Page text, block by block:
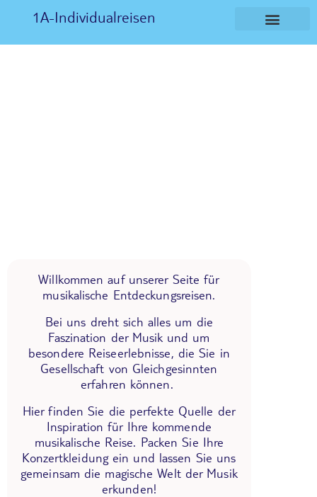
1A-Individualreisen
Willkommen auf unserer Seite für
musikalische Entdeckungsreisen.
Bei uns dreht sich alles um die
Faszination der Musik und um
besondere Reiseerlebnisse, die Sie in
Gesellschaft von Gleichgesinnten
erfahren können.
Hier finden Sie die perfekte Quelle der
Inspiration für Ihre kommende
musikalische Reise. Packen Sie Ihre
Konzertkleidung ein und lassen Sie uns
gemeinsam die magische Welt der Musik
erkunden!